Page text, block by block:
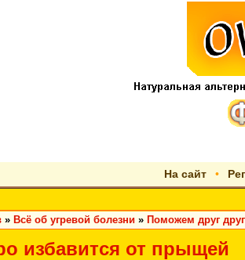
На сайт •
» Всё об угревой болезни » Поможем друг
избавится от прыщей